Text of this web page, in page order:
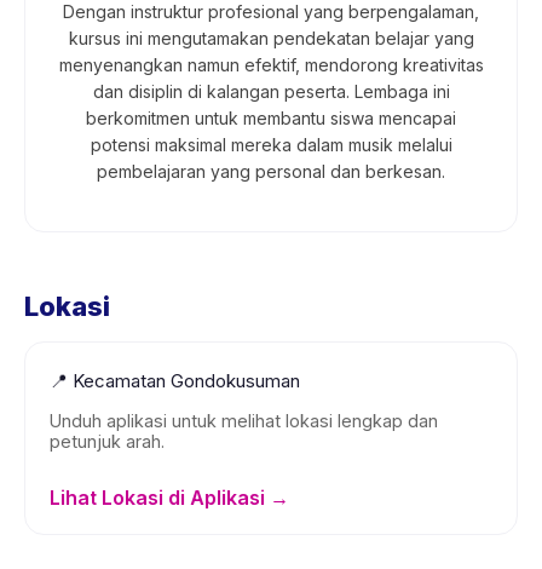
Dengan instruktur profesional yang berpengalaman,
kursus ini mengutamakan pendekatan belajar yang
menyenangkan namun efektif, mendorong kreativitas
dan disiplin di kalangan peserta. Lembaga ini
berkomitmen untuk membantu siswa mencapai
potensi maksimal mereka dalam musik melalui
pembelajaran yang personal dan berkesan.
Lokasi
📍 Kecamatan Gondokusuman
Unduh aplikasi untuk melihat lokasi lengkap dan
petunjuk arah.
Lihat Lokasi di Aplikasi →